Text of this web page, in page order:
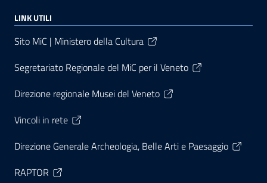
LINK UTILI
Sito MiC | Ministero della Cultura
Segretariato Regionale del MiC per il Veneto
Direzione regionale Musei del Veneto
Vincoli in rete
Direzione Generale Archeologia, Belle Arti e Paesaggio
RAPTOR